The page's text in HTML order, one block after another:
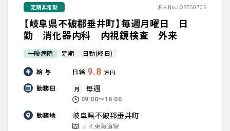
定期非常勤 求人No.JOB550705
【岐阜県不破郡垂井町】毎週月曜日 日
勤 消化器内科 内視鏡検査 外来
一般病院 定期 日勤(終日)
給 与 日給 9.8 万円
勤務日 月 毎週
09:00〜18:00
勤務地 岐阜県不破郡垂井町
ＪＲ東海道線